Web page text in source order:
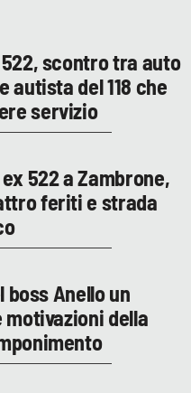
522, scontro tra auto
autista del 118 che
servizio
522 a Zambrone,
feriti e strada
boss Anello un
della